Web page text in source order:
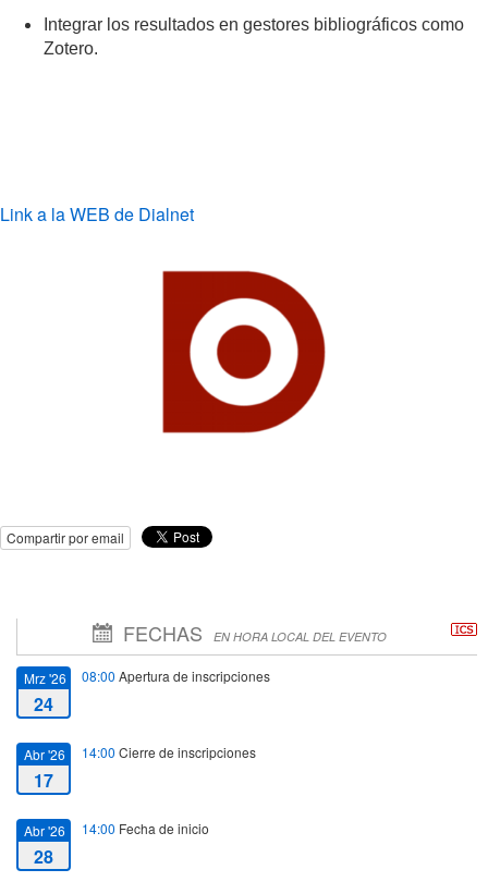
Integrar los resultados en gestores bibliográficos como
Zotero.
Link a la WEB de Dialnet
Compartir por email
FECHAS EN HORA LOCAL DEL EVENTO
Mrz '26
24
08:00 Apertura de inscripciones
Abr '26
17
14:00 Cierre de inscripciones
Abr '26
28
14:00 Fecha de inicio